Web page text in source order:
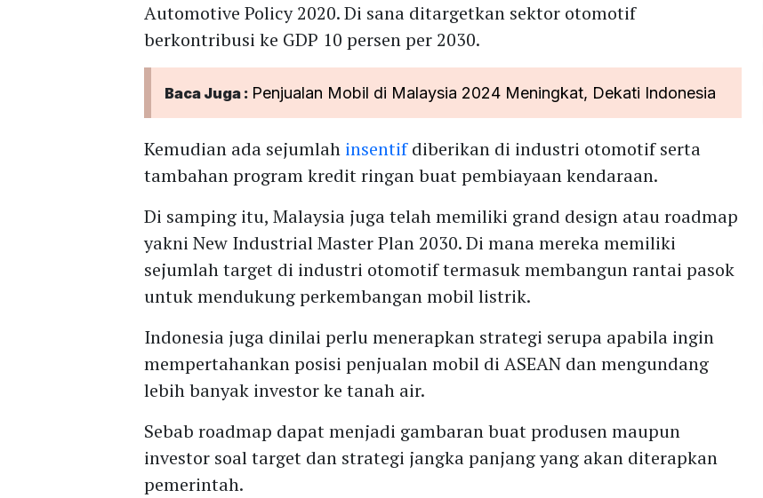
Automotive Policy 2020. Di sana ditargetkan sektor otomotif
berkontribusi ke GDP 10 persen per 2030.
Baca Juga : Penjualan Mobil di Malaysia 2024 Meningkat, Dekati Indonesia
Kemudian ada sejumlah insentifdiberikan di industri otomotif serta
tambahan program kredit ringan buat pembiayaan kendaraan.
Di samping itu, Malaysia juga telah memiliki grand design atau roadmap
yakni New Industrial Master Plan 2030. Di mana mereka memiliki
sejumlah target di industri otomotif termasuk membangun rantai pasok
untuk mendukung perkembangan mobil listrik.
Indonesia juga dinilai perlu menerapkan strategi serupa apabila ingin
mempertahankan posisi penjualan mobil di ASEAN dan mengundang
lebih banyak investor ke tanah air.
Sebab roadmap dapat menjadi gambaran buat produsen maupun
investor soal target dan strategi jangka panjang yang akan diterapkan
pemerintah.